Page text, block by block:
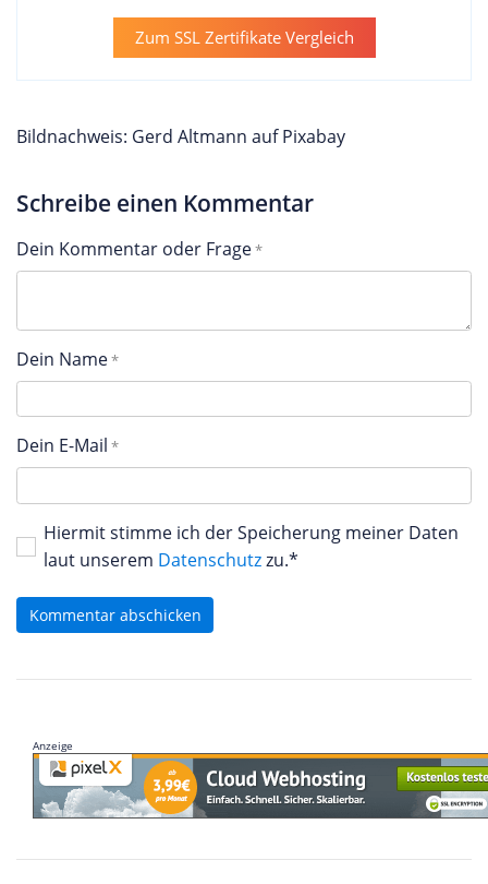
Zum SSL Zertifikate Vergleich
Bildnachweis: Gerd Altmann auf Pixabay
Schreibe einen Kommentar
Dein Kommentar oder Frage
Dein Name
Dein E-Mail
Hiermit stimme ich der Speicherung meiner Daten
laut unserem Datenschutzzu.*
Kommentar abschicken
Anzeige